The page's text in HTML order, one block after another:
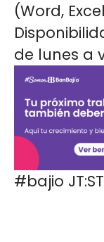
(Word,
de lunes a
#bajio